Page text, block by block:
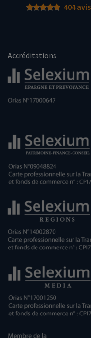
404 avis
Accréditations